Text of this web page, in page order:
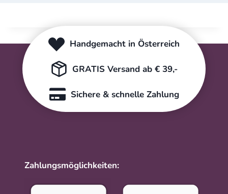
Handgemacht in Österreich
GRATIS Versand ab € 39,-
Sichere & schnelle Zahlung
Zahlungsmöglichkeiten: